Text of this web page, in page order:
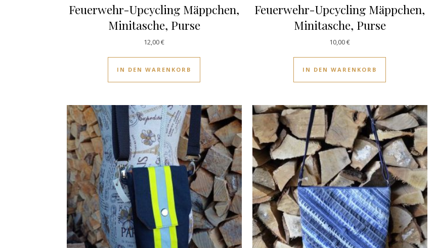
Feuerwehr-Upcycling Mäppchen,
Minitasche, Purse
12,00€
IN DEN WARENKORB
Feuerwehr-Upcycling Mäppchen,
Minitasche, Purse
10,00€
IN DEN WARENKORB